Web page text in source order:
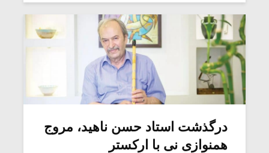
درگذشت استاد حسن ناهید، مروج
همنوازی نی با ارکستر